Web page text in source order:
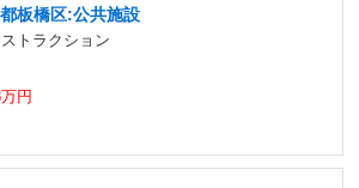
板橋区:公共施設
トラクション
円